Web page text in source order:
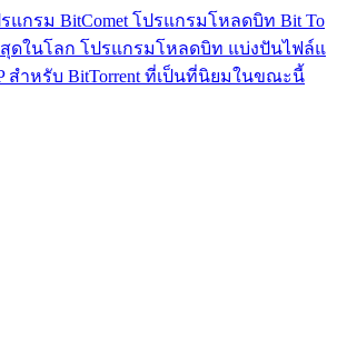
แกรม BitComet โปรแกรมโหลดบิท Bit To
สุดในโลก โปรแกรมโหลดบิท แบ่งปันไฟล์แ
สำหรับ BitTorrent ที่เป็นที่นิยมในขณะนี้